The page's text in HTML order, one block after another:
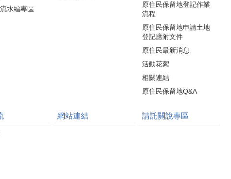
水編專區
原住民保留地登記作業
流程
原住民保留地申請土地
登記應附文件
原住民最新消息
活動花絮
相關連結
原住民保留地Q&A
網站連結 請託關說專區